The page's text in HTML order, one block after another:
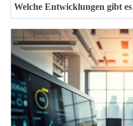
Welche Entwicklungen gibt